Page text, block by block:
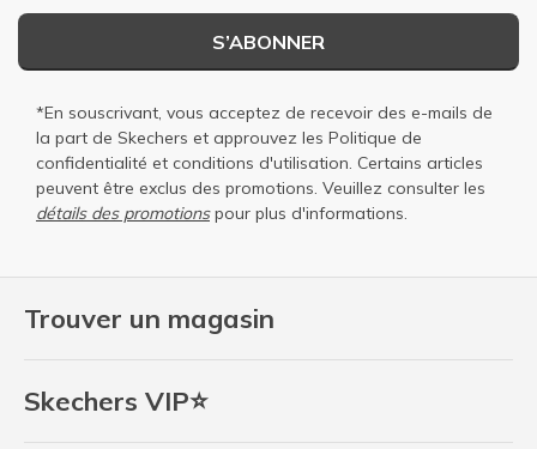
Trouver un magasin
Skechers VIP⭐
S’ABONNER
*En souscrivant, vous acceptez de recevoir des e-mails de
la part de Skechers et approuvez les Politique de
confidentialité et conditions d'utilisation. Certains articles
peuvent être exclus des promotions. Veuillez consulter les
détails des promotionspour plus d'informations.